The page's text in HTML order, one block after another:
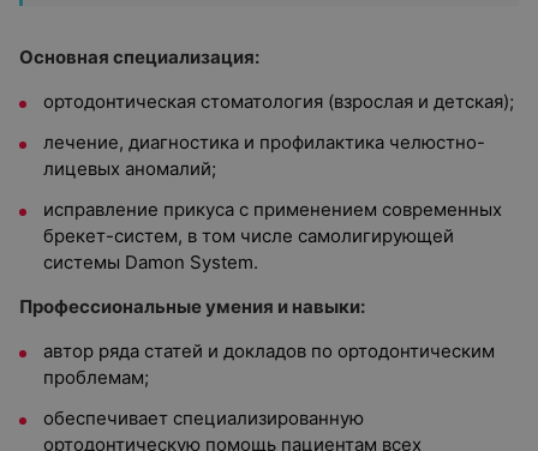
Основная специализация:
ортодонтическая стоматология (взрослая и детская);
лечение, диагностика и профилактика челюстно-
лицевых аномалий;
исправление прикуса с применением современных
брекет-систем, в том числе самолигирующей
системы Damon System.
Профессиональные умения и навыки:
автор ряда статей и докладов по ортодонтическим
проблемам;
обеспечивает специализированную
ортодонтическую помощь пациентам всех